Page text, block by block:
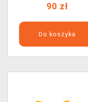
90 zł
Do koszyka